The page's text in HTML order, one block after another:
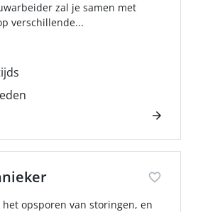
zal je samen met
verschillende...
opsporen van storingen, en